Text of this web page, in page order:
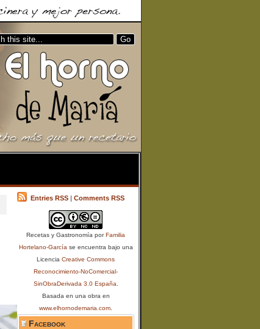
Entries RSS | Comments RSS
Recetas y Gastronomía porFamilia
Hortelano-García se encuentra bajo una
Licencia Creative Commons
Reconocimiento-NoComercial-
SinObraDerivada 3.0 España
Basada en una obra en
www.elhornodemaria.com
Facebook